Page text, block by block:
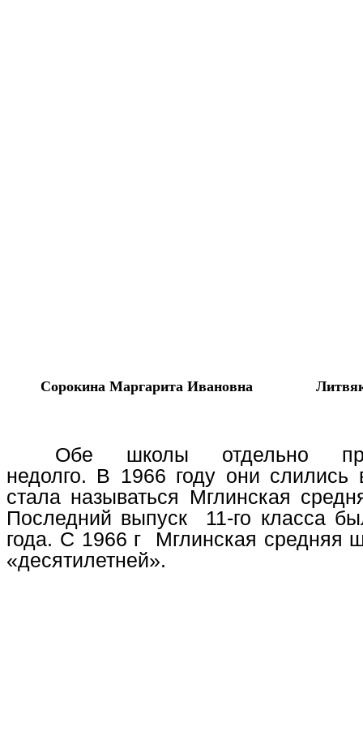
Сорокина Маргарита Ивановна
Обе школы отдельно
недолго. В 1966 году они слились
стала называться Мглинская
Последний выпуск 11-го класса
года. С 1966 г Мглинская средняя
«десятилетней».